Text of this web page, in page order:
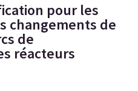
pour les
changements de
de
réacteurs